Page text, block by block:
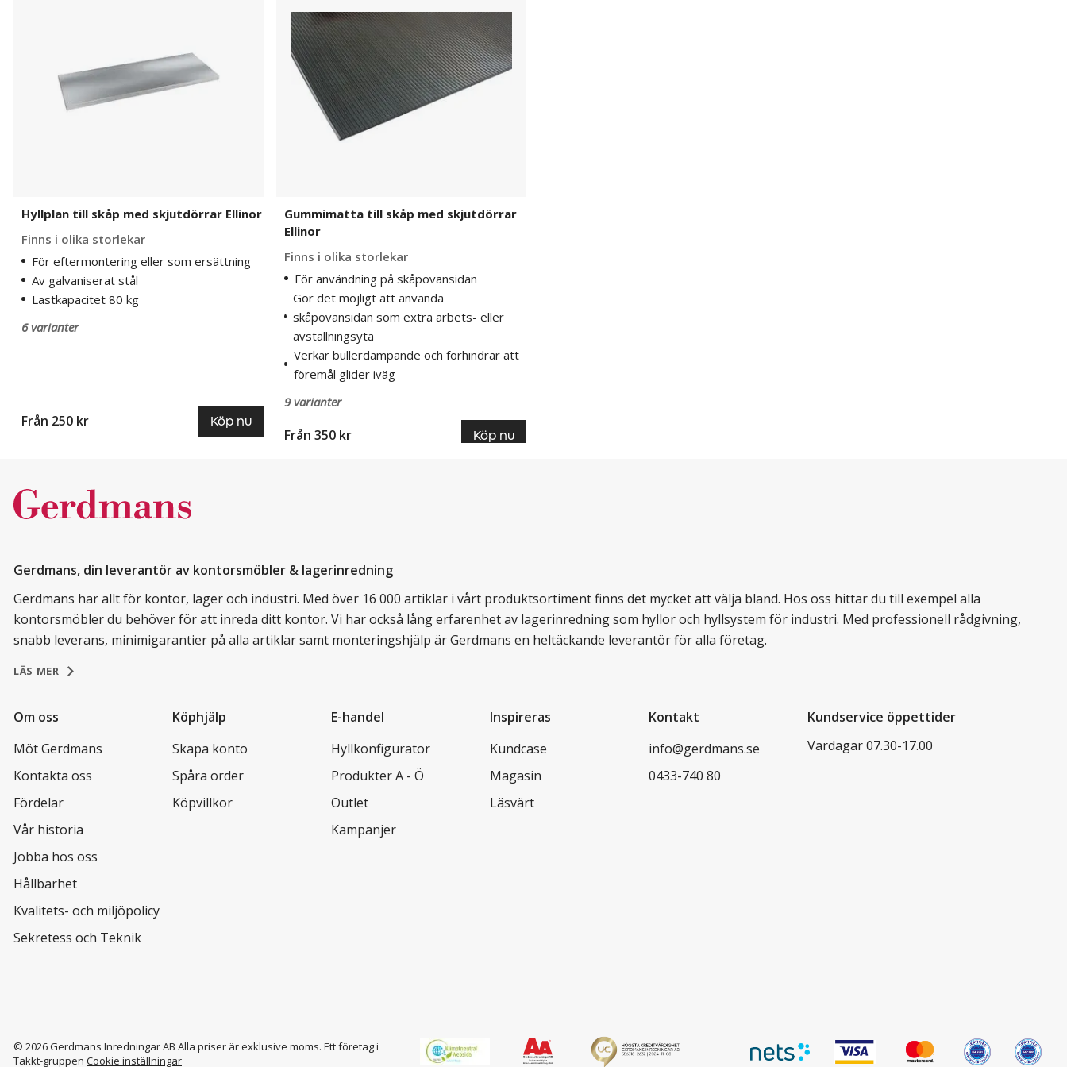
Hyllplan till skåp med skjutdörrar Ellinor
Finns i olika storlekar
För eftermontering eller som ersättning
Av galvaniserat stål
Lastkapacitet 80 kg
6 varianter
Från 250 kr Köp nu
med
skjutdörrar
Ellinor
Gummimatta till skåp med skjutdörrar
Ellinor
Finns i olika storlekar
För användning på skåpovansidan
Gör det möjligt att använda
skåpovansidan som extra arbets- eller
avställningsyta
Verkar bullerdämpande och förhindrar att
föremål glider iväg
9 varianter
Från 350 kr Köp nu
Gerdmans, din leverantör av kontorsmöbler & lagerinredning
Gerdmans har allt för kontor, lager och industri. Med över 16 000 artiklar i vårt produktsortiment finns det mycket att välja bland. Hos oss hittar du till exempel alla
kontorsmöbler du behöver för att inreda ditt kontor. Vi har också lång erfarenhet av lagerinredning som hyllor och hyllsystem för industri. Med professionell rådgivning,
snabb leverans, minimigarantier på alla artiklar samt monteringshjälp är Gerdmans en heltäckande leverantör för alla företag.
LÄS MER
Om oss
Möt Gerdmans
Kontakta oss
Fördelar
Vår historia
Jobba hos oss
Hållbarhet
Kvalitets- och miljöpolicy
Sekretess och Teknik
Köphjälp
Skapa konto
Spåra order
Köpvillkor
E-handel
Hyllkonfigurator
Produkter A - Ö
Outlet
Kampanjer
Inspireras
Kundcase
Magasin
Läsvärt
Kontakt
info@gerdmans.se
0433-740 80
Kundservice öppettider
Vardagar 07.30-17.00
© 2026 Gerdmans Inredningar AB Alla priser är exklusive moms. Ett företag i
Takkt-gruppen Cookie inställningar